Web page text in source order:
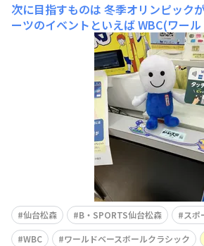
次に目指すものは 冬季オリンピック
ーツのイベントといえば WBC(ワー
シック) 今回で第6回目となりました
回、第二回、第五回に日本が優勝を
回の大会では劇的な幕切れで日本が
たあの名シーンは忘れられないです
仙台松森 B・SPORTS仙台松森 スポ
WBC
ワールドベースボールクラシック